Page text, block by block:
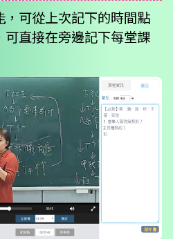
可從上次記下的時間點
直接在旁邊記下每堂課